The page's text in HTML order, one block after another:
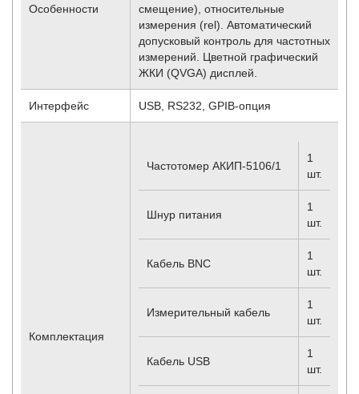
Особенности
смещение), относительные
измерения (rel). Автоматический
допусковый контроль для частотных
измерений. Цветной графический
ЖКИ (QVGA) дисплей.
Интерфейс USB, RS232, GPIB-опция
Комплектация
Частотомер АКИП-5106/1
1
шт.
Шнур питания
1
шт.
Кабель BNC
1
шт.
Измерительный кабель
1
шт.
Кабель USB
1
шт.